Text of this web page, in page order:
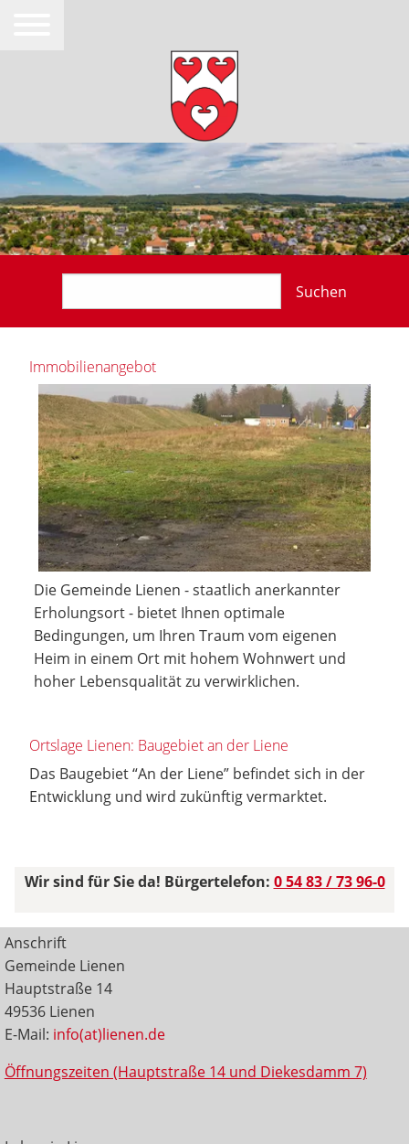
Suchen
Immobilienangebot
Die Gemeinde Lienen - staatlich anerkannter
Erholungsort - bietet Ihnen optimale
Bedingungen, um Ihren Traum vom eigenen
Heim in einem Ort mit hohem Wohnwert und
hoher Lebensqualität zu verwirklichen.
Ortslage Lienen: Baugebiet an der Liene
Das Baugebiet “An der Liene” befindet sich in der
Entwicklung und wird zukünftig vermarktet.
Wir sind für Sie da! Bürgertelefon: 0 54 83 / 73 96-0
Anschrift
Gemeinde Lienen
Hauptstraße 14
49536 Lienen
E-Mail: info(at)lienen.de
Öffnungszeiten (Hauptstraße 14 und Diekesdamm 7)